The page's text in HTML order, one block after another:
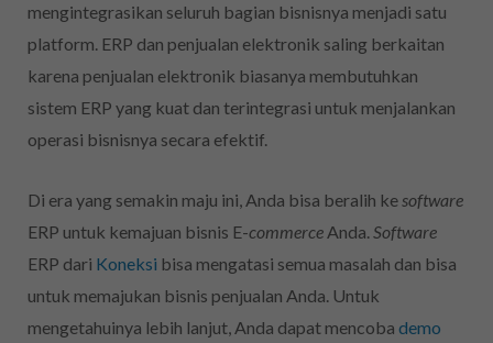
mengintegrasikan seluruh bagian bisnisnya menjadi satu
platform. ERP dan penjualan elektronik saling berkaitan
karena penjualan elektronik biasanya membutuhkan
sistem ERP yang kuat dan terintegrasi untuk menjalankan
operasi bisnisnya secara efektif.
Di era yang semakin maju ini, Anda bisa beralih kesoftware
ERP untuk kemajuan bisnis E-commerce Anda.Software
ERP dari Koneksi bisa mengatasi semua masalah dan bisa
untuk memajukan bisnis penjualan Anda. Untuk
mengetahuinya lebih lanjut, Anda dapat mencoba demo